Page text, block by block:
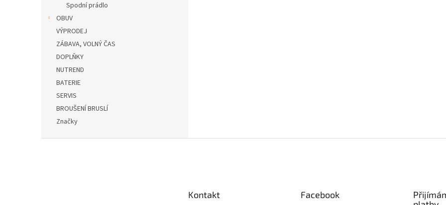
Spodní prádlo
OBUV
VÝPRODEJ
ZÁBAVA, VOLNÝ ČAS
DOPLŇKY
NUTREND
BATERIE
SERVIS
BROUŠENÍ BRUSLÍ
Značky
Kontakt Facebook